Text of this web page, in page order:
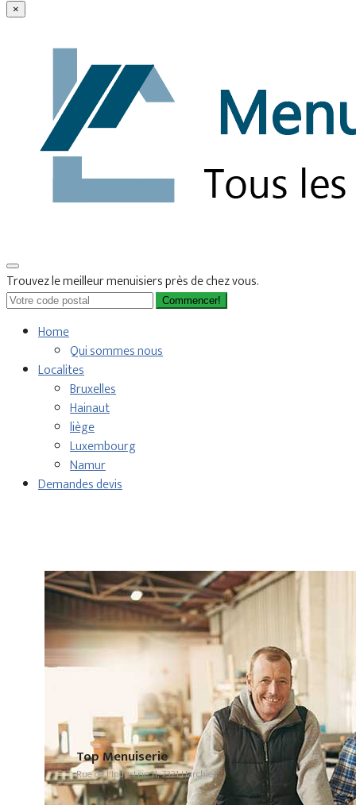
×
Trouvez le meilleur menuisiers près de chez vous.
Commencer!
Home
Qui sommes nous
Localites
Bruxelles
Hainaut
liège
Luxembourg
Namur
Demandes devis
Top Menuiserie
Rue de l'Industrie 11, 7321 Harchies